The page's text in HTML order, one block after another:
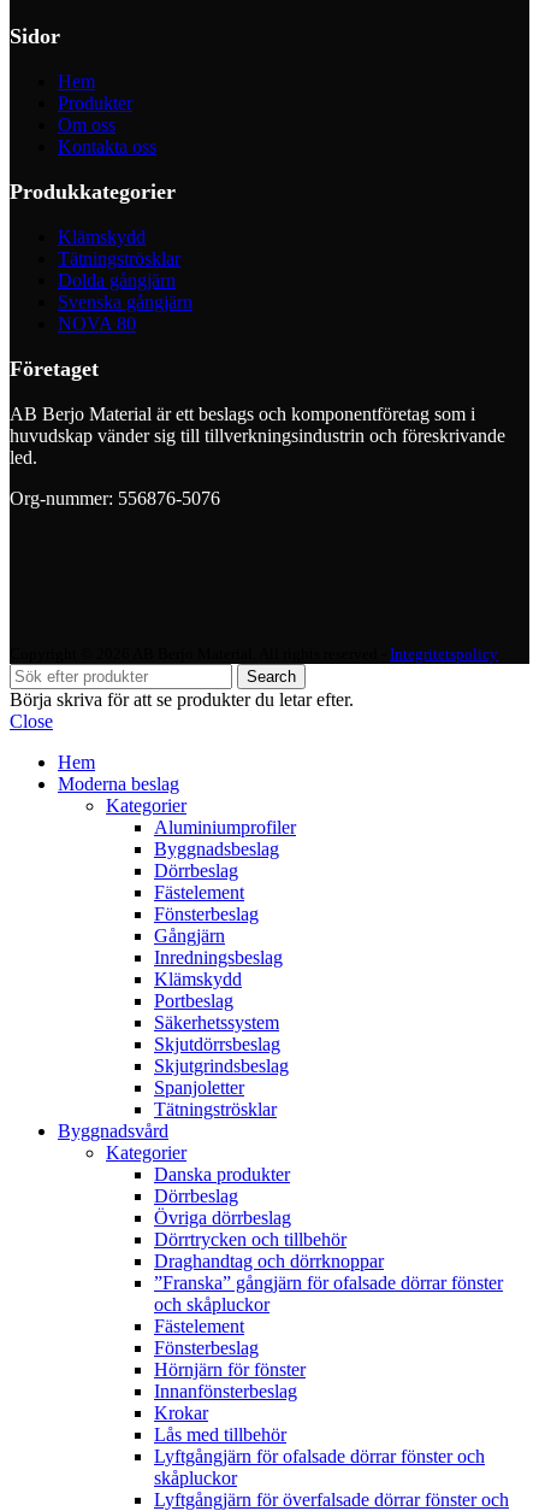
Sidor
Hem
Produkter
Om oss
Kontakta oss
Produkkategorier
Klämskydd
Tätningströsklar
Dolda gångjärn
Svenska gångjärn
NOVA 80
Företaget
AB Berjo Material är ett beslags och komponentföretag som i
huvudskap vänder sig till tillverkningsindustrin och föreskrivande
led.
Org-nummer: 556876-5076
Integritetspolicy
Search
Börja skriva för att se produkter du letar efter.
Close
Hem
Moderna beslag
Kategorier
Aluminiumprofiler
Byggnadsbeslag
Dörrbeslag
Fästelement
Fönsterbeslag
Gångjärn
Inredningsbeslag
Klämskydd
Portbeslag
Säkerhetssystem
Skjutdörrsbeslag
Skjutgrindsbeslag
Spanjoletter
Tätningströsklar
Byggnadsvård
Kategorier
Danska produkter
Dörrbeslag
Övriga dörrbeslag
Dörrtrycken och tillbehör
Draghandtag och dörrknoppar
”Franska” gångjärn för ofalsade dörrar fönster
och skåpluckor
Fästelement
Fönsterbeslag
Hörnjärn för fönster
Innanfönsterbeslag
Krokar
Lås med tillbehör
Lyftgångjärn för ofalsade dörrar fönster och
skåpluckor
Lyftgångjärn för överfalsade dörrar fönster och